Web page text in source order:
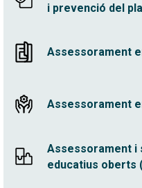
i prevenció del
Assessorament
Assessorament
Assessorament i
educatius oberts